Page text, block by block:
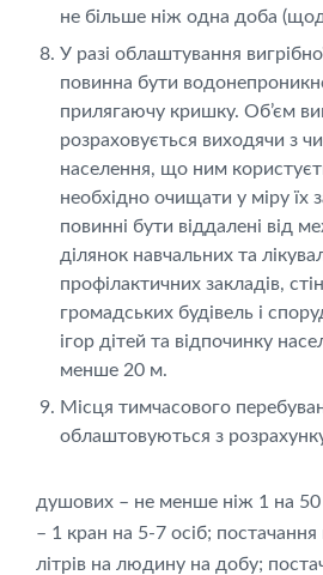
не більше ніж одна доба
У разі облаштування
повинна бути
прилягаючу кришку. Об’єм
розраховується виходячи з
населення, що ним
необхідно очищати у міру їх
повинні бути віддалені від
ділянок навчальних та
профілактичних закладів,
громадських будівель і
ігор дітей та відпочинку
менше 20 м.
Місця тимчасового
облаштовуються з
душових – не менше ніж 1 на 50
– 1 кран на 5-7 осіб;
літрів на людину на добу;